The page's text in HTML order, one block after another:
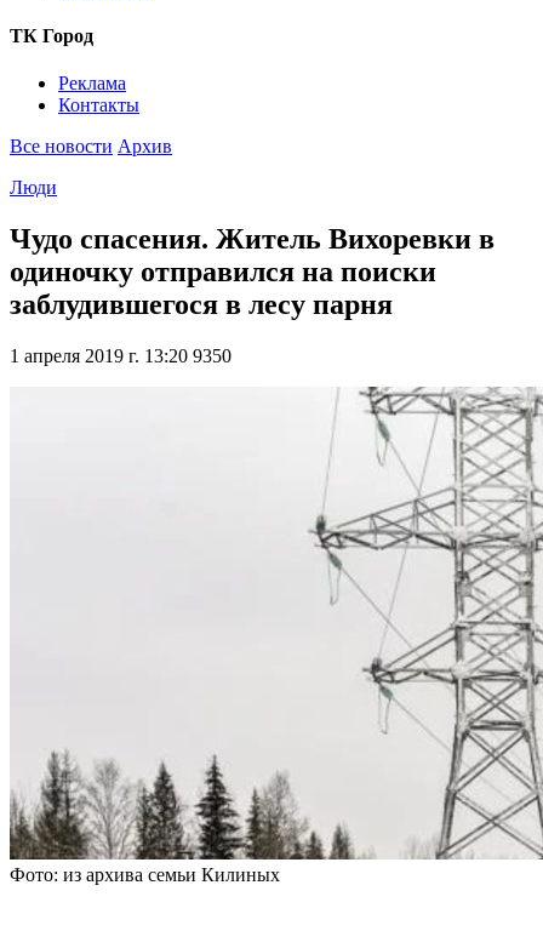
ТК Город
Реклама
Контакты
Все новости Архив
Люди
Чудо спасения. Житель Вихоревки в
одиночку отправился на поиски
заблудившегося в лесу парня
1 апреля 2019 г. 13:20 9350
Фото: из архива семьи Килиных